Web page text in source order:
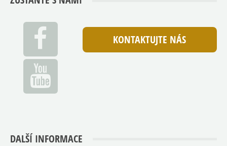
KONTAKTUJTE NÁS
DALŠÍ INFORMACE